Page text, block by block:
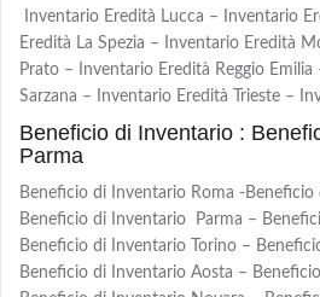
Inventario Eredità Lucca – Inventario
Eredità La Spezia – Inventario Eredità
Prato – Inventario Eredità Reggio
Sarzana – Inventario Eredità Trieste –
Beneficio di Inventario :
Parma
Beneficio di Inventario Roma -
Beneficio di Inventario Parma –
Beneficio di Inventario Torino –
Beneficio di Inventario Aosta –